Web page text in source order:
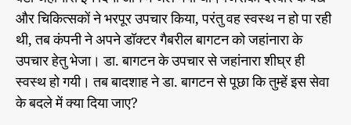
और चिकित्सकों ने भरपूर उपचार किया, परंतु वह स्वस्थ न हो पा रही
थी, तब कंपनी ने अपने डॉक्टर गैबरील बागटन को जहांनारा के
उपचार हेतु भेजा। डा. बागटन के उपचार से जहांनारा शीघ्र ही
स्वस्थ हो गयी। तब बादशाह ने डा. बागटन से पूछा कि तुम्हें इस सेवा
के बदले में क्या दिया जाए?